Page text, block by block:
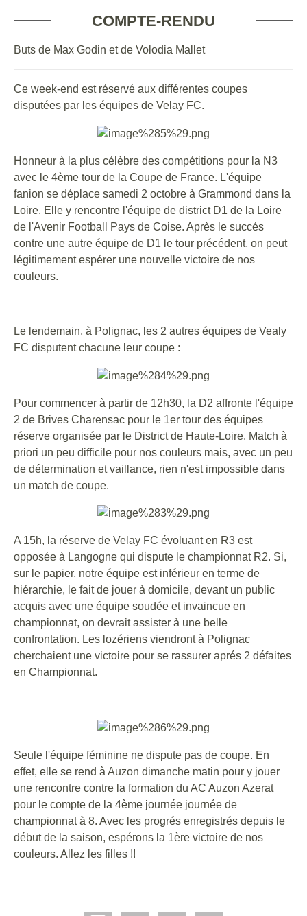
COMPTE-RENDU
Buts de Max Godin et de Volodia Mallet
Ce week-end est réservé aux différentes coupes
disputées par les équipes de Velay FC.
Honneur à la plus célèbre des compétitions pour la N3
avec le 4ème tour de la Coupe de France. L'équipe
fanion se déplace samedi 2 octobre à Grammond dans la
Loire. Elle y rencontre l'équipe de district D1 de la Loire
de l'Avenir Football Pays de Coise. Après le succés
contre une autre équipe de D1 le tour précédent, on peut
légitimement espérer une nouvelle victoire de nos
couleurs.
Le lendemain, à Polignac, les 2 autres équipes de Vealy
FC disputent chacune leur coupe :
Pour commencer à partir de 12h30, la D2 affronte l'équipe
2 de Brives Charensac pour le 1er tour des équipes
réserve organisée par le District de Haute-Loire. Match à
priori un peu difficile pour nos couleurs mais, avec un peu
de détermination et vaillance, rien n'est impossible dans
un match de coupe.
A 15h, la réserve de Velay FC évoluant en R3 est
opposée à Langogne qui dispute le championnat R2. Si,
sur le papier, notre équipe est inférieur en terme de
hiérarchie, le fait de jouer à domicile, devant un public
acquis avec une équipe soudée et invaincue en
championnat, on devrait assister à une belle
confrontation. Les lozériens viendront à Polignac
cherchaient une victoire pour se rassurer aprés 2 défaites
en Championnat.
Seule l'équipe féminine ne dispute pas de coupe. En
effet, elle se rend à Auzon dimanche matin pour y jouer
une rencontre contre la formation du AC Auzon Azerat
pour le compte de la 4ème journée journée de
championnat à 8. Avec les progrés enregistrés depuis le
début de la saison, espérons la 1ère victoire de nos
couleurs. Allez les filles !!